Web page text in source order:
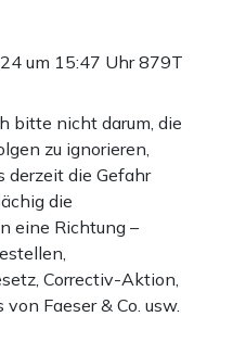
um 15:47 Uhr879T
bitte nicht darum, die
zu ignorieren,
derzeit die Gefahr
die
eine Richtung –
Correctiv-Aktion,
Faeser & Co. usw.